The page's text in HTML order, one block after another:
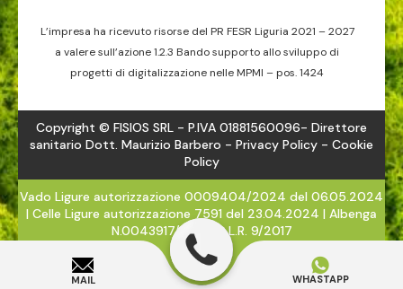
L’impresa ha ricevuto risorse del PR FESR Liguria 2021 – 2027
a valere sull’azione 1.2.3 Bando supporto allo sviluppo di
progetti di digitalizzazione nelle MPMI – pos. 1424
Copyright © FISIOS SRL - P.IVA 01881560096- Direttore
sanitario Dott. Maurizio Barbero - Privacy Policy - Cookie
Policy
Vado Ligure autorizzazione 0009404/2024 del 06.05.2024
| Celle Ligure autorizzazione 7591 del 23.04.2024 | Albenga
N.0043917/2024 - L.R. 9/2017
MAIL WHASTAPP